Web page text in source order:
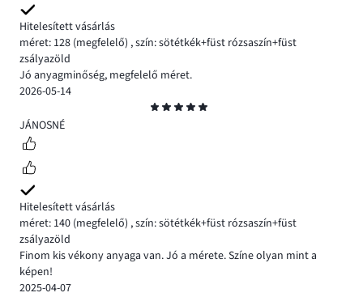
Hitelesített vásárlás
méret: 128 (megfelelő) ,szín: sötétkék+füst rózsaszín+füst
zsályazöld
Jó anyagminőség, megfelelő méret.
2026-05-14
5
JÁNOSNÉ
Hitelesített vásárlás
méret: 140 (megfelelő) ,szín: sötétkék+füst rózsaszín+füst
zsályazöld
Finom kis vékony anyaga van. Jó a mérete. Színe olyan mint a
képen!
2025-04-07